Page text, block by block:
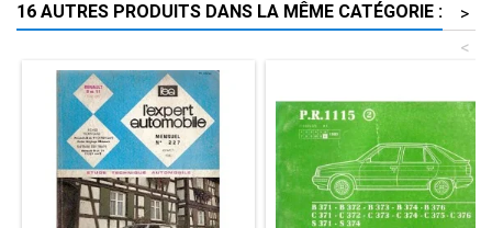
16 AUTRES PRODUITS DANS LA MÊME CATÉGORIE :
>
<